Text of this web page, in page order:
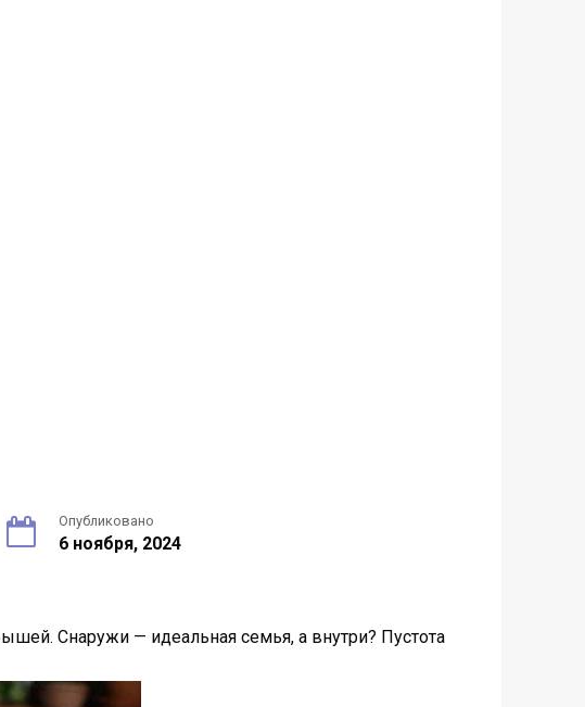
Опубликовано
6 ноября, 2024
Снаружи — идеальная семья, а внутри? Пустота